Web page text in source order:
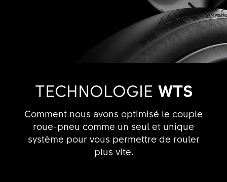
TECHNOLOGIE WTS
Comment nous avons optimisé le couple
roue-pneu comme un seul et unique
système pour vous permettre de rouler
plus vite.